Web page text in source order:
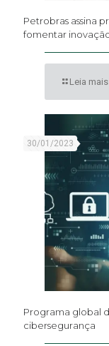
Petrobras assina
fomentar
Leia mais
30/01/2023
Programa global
cibersegurança